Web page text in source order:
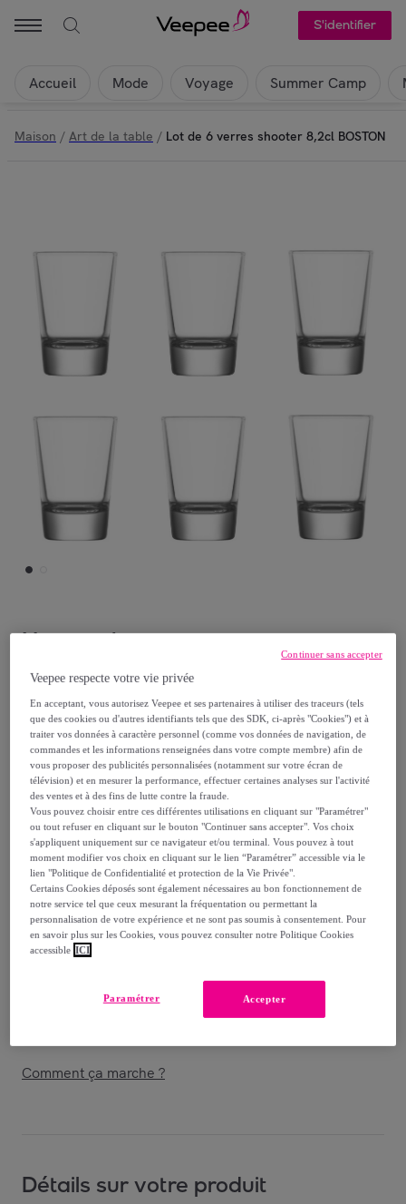
S'identifier
Accueil Mode Voyage Summer Camp
Maison / Art de la table / Lot de 6 verres shooter 8,2cl BOSTON
Novastyl
Lot de 6 verres shooter 8,2cl BOSTON
Modèle : 20.6 x 9.7 x 7.5
10,36 €
12, 95 €
-20%
Vendu parGROUPE LEBRUN
Livraison
17/08et le20/08
Comment ça marche ?
Détails sur votre produit
Veepee respecte votre vie privée
En acceptant, vous autorisez Veepee et ses partenaires à utiliser des traceurs (tels
que des cookies ou d'autres identifiants tels que des SDK, ci-après "Cookies") et à
traiter vos données à caractère personnel (comme vos données de navigation, de
commandes et les informations renseignées dans votre compte membre) afin de
vous proposer des publicités personnalisées (notamment sur votre écran de
télévision) et en mesurer la performance, effectuer certaines analyses sur l'activité
des ventes et à des fins de lutte contre la fraude.
Vous pouvez choisir entre ces différentes utilisations en cliquant sur "Paramétrer"
ou tout refuser en cliquant sur le bouton "Continuer sans accepter". Vos choix
s'appliquent uniquement sur ce navigateur et/ou terminal. Vous pouvez à tout
moment modifier vos choix en cliquant sur le lien “Paramétrer” accessible via le
lien "Politique de Confidentialité et protection de la Vie Privée".
Certains Cookies déposés sont également nécessaires au bon fonctionnement de
notre service tel que ceux mesurant la fréquentation ou permettant la
personnalisation de votre expérience et ne sont pas soumis à consentement. Pour
en savoir plus sur les Cookies, vous pouvez consulter notre Politique Cookies
accessible ICI
Accepter
Paramétrer
Continuer sans accepter